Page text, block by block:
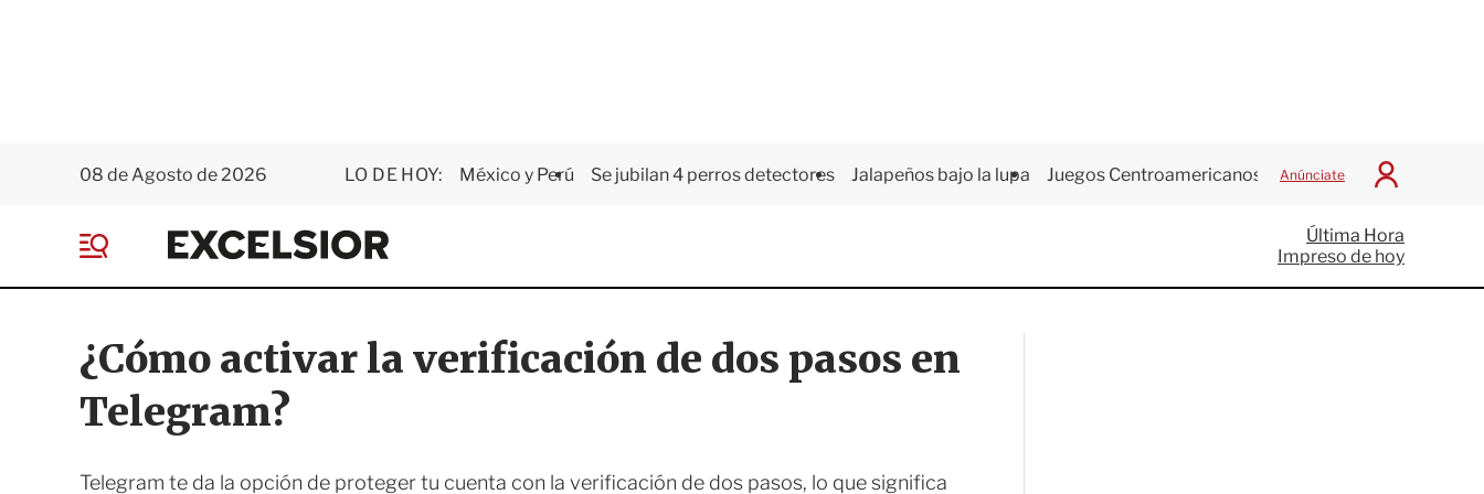
08 de Agosto de 2026 LO DE HOY: México y Perú Se jubilan 4 perros detectores Jalapeños bajo la lupa Juegos Centroamericanos Anúnciate
I
c
i
a
E
x
e
i
o
e
Última Hora
Impreso de hoy
¿Cómo activar la verificación de dos pasos en
Telegram?
Telegram te da la opción de proteger tu cuenta con la verificación de dos pasos, lo que significa